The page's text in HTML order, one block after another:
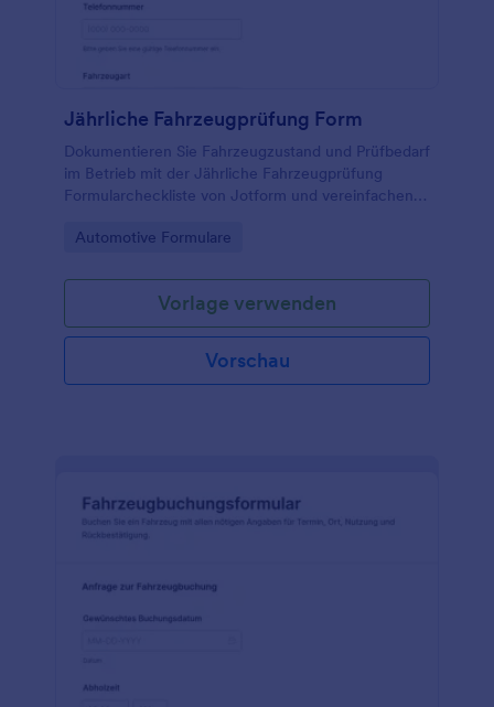
Jährliche Fahrzeugprüfung Form
Dokumentieren Sie Fahrzeugzustand und Prüfbedarf
im Betrieb mit der Jährliche Fahrzeugprüfung
Formularcheckliste von Jotform und vereinfachen
Nachverfolgung für Fuhrparks und Werkstätten.
Go to Category:
Automotive Formulare
Vorlage verwenden
Vorschau